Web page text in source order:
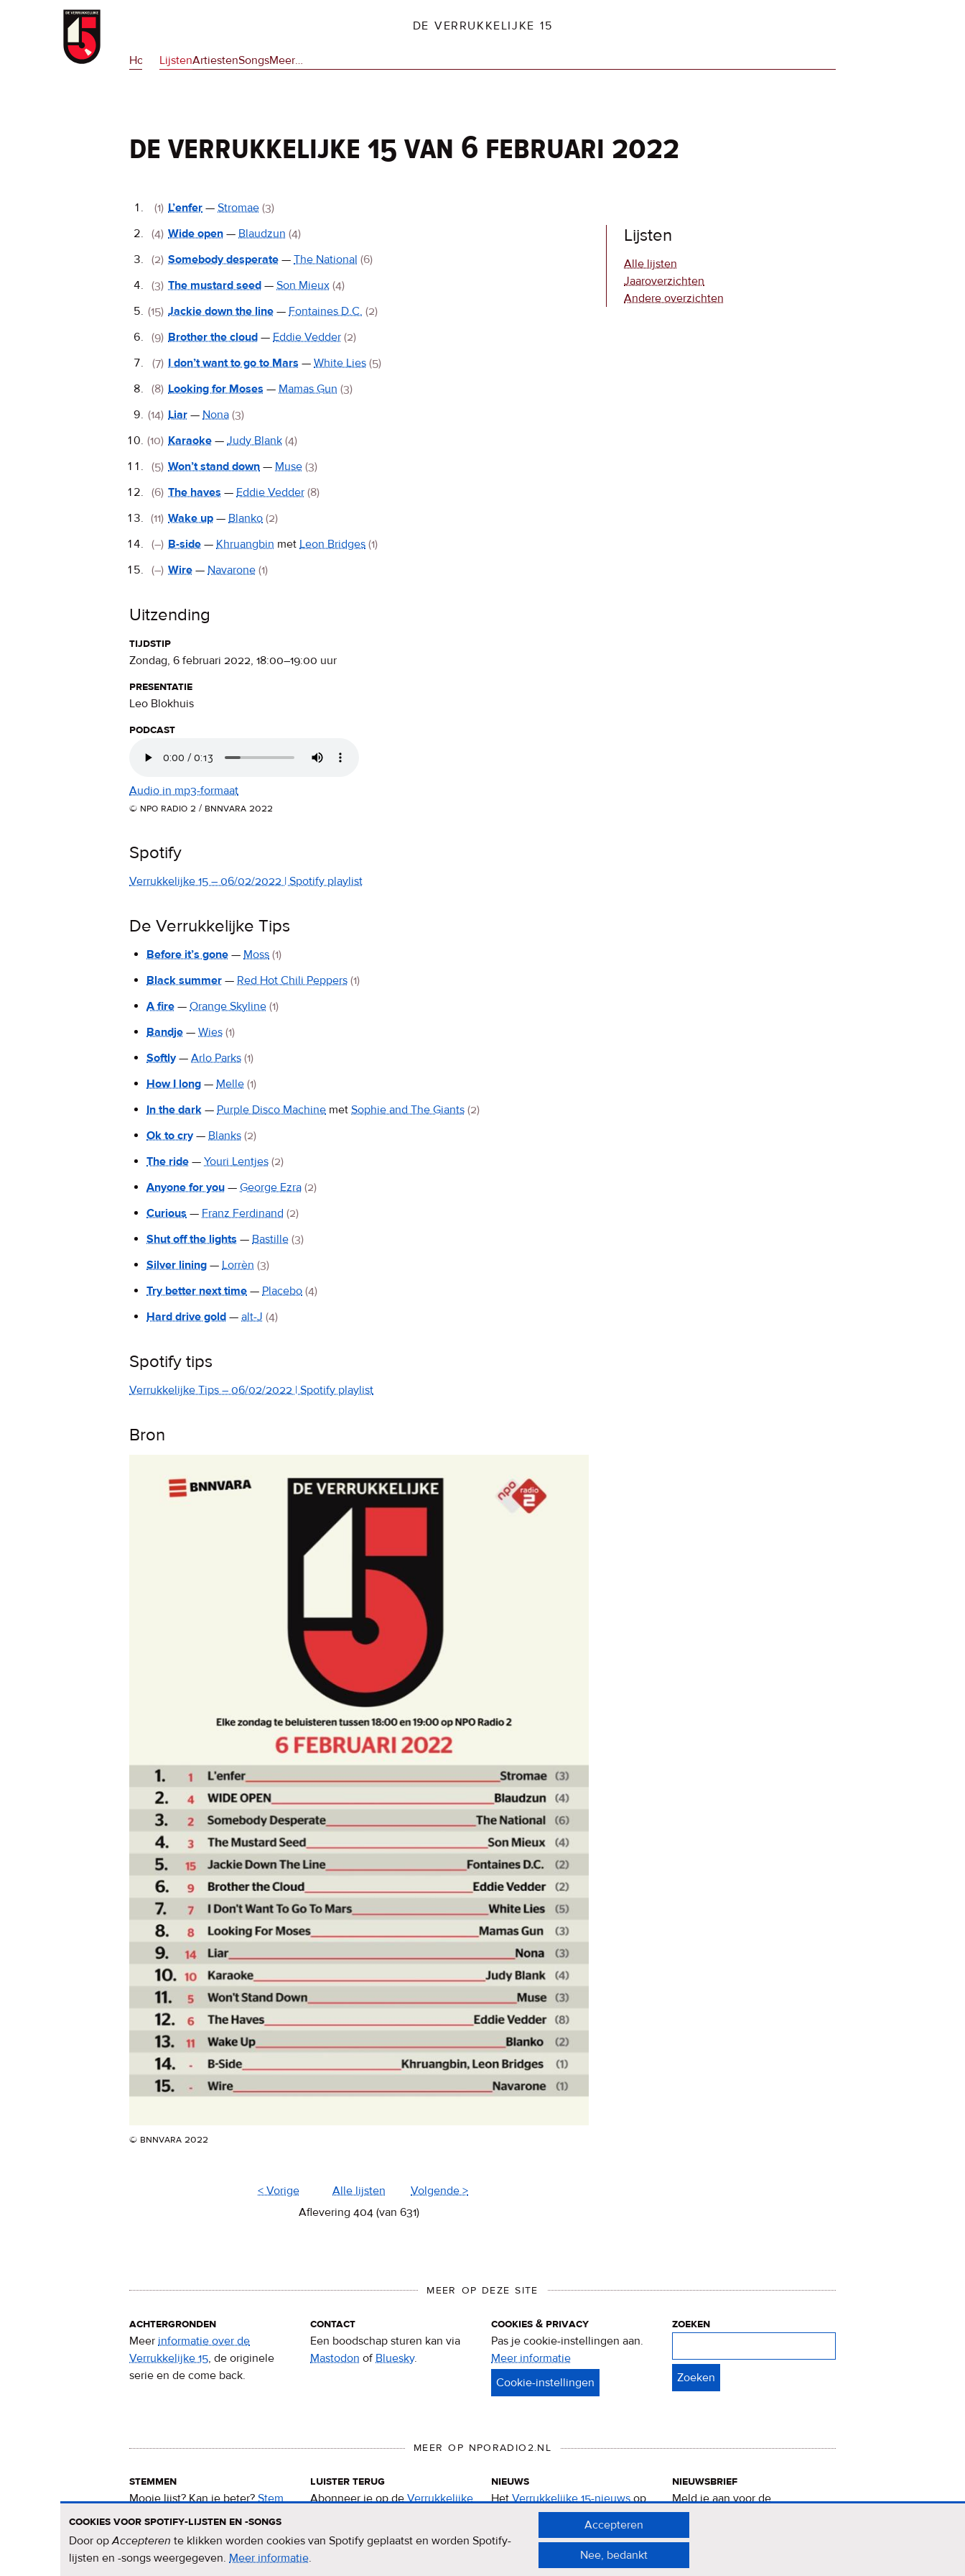
Overslaan
naar
DE VERRUKKELIJKE 15
Hoofdnavigatie
Home LijstenArtiestenSongsMeerop
nporadio2.nl
…
de verrukkelijke 15 van 6 februari 2022
De
Verrukkelijke
15
(1) L’enfer — Stromae (3)
(4) Wide open — Blaudzun (4)
(2) Somebody desperate — The National (6)
(3) The mustard seed — Son Mieux (4)
(15) Jackie down the line — Fontaines D.C. (2)
(9) Brother the cloud — Eddie Vedder (2)
(7) I don’t want to go to Mars — White Lies (5)
(8) Looking for Moses — Mamas Gun (3)
(14) Liar — Nona (3)
(10) Karaoke — Judy Blank (4)
(5) Won’t stand down — Muse (3)
(6) The haves — Eddie Vedder (8)
(11) Wake up — Blanko (2)
(–) B-side — Khruangbin met Leon Bridges (1)
(–) Wire — Navarone (1)
Uitzending
tijdstip
zondag, 6 februari 2022, 18:00–19:00 uur
presentatie
Leo Blokhuis
podcast
Audio in mp3-formaat
© npo radio 2 / bnnvara 2022
Spotify
Verrukkelijke 15 – 06/02/2022 | Spotify playlist
De Verrukkelijke Tips
Before it’s gone — Moss (1)
Black summer — Red Hot Chili Peppers (1)
A fire — Orange Skyline (1)
Bandje — Wies (1)
Softly— Arlo Parks (1)
How I long — Melle (1)
In the dark — Purple Disco Machine met Sophie and The Giants (2)
Ok to cry— Blanks (2)
The ride — Youri Lentjes (2)
Anyone for you — George Ezra (2)
Curious — Franz Ferdinand (2)
Shut off the lights — Bastille (3)
Silver lining — Lorrèn (3)
Try better next time — Placebo (4)
Hard drive gold — alt-J (4)
Spotify tips
Verrukkelijke Tips – 06/02/2022 | Spotify playlist
Bron
© bnnvara 2022
< Vorige Alle lijsten
Volgende >
Aflevering 404 (van 631)
Lijsten
Alle lijsten
Jaaroverzichten
Andere overzichten
MEER OP DEZE SITE
achtergronden
Meer informatie over de
Verrukkelijke 15, de originele
serie en de come back.
contact
Een boodschap sturen kan via
Mastodon of Bluesky.
cookies & privacy
Pas je cookie-instellingen aan.
Meer informatie
&
zoeken
MEER OP NPORADIO2.NL
stemmen
Mooie lijst? Kan ie beter?Stem
nu voor de Verrukkelijke 15.
luister terug
Abonneer je op deVerrukkelijke
nieuws
HetVerrukkelijke 15-nieuwsop
de NPO Radio 2-website.
nieuwsbrief
Meld je aan voor de
Verrukkelijke 15-nieuwsbrief
cookies voor spotify-lijsten en -songs
Door opAccepteren te klikken worden cookies van Spotify geplaatst en worden Spotify-
lijsten en -songs weergegeven. Meer informatieover
.
Accepteren
Nee, bedankt